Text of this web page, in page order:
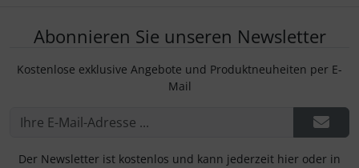
Abonnieren Sie unseren Newsletter
Kostenlose exklusive Angebote und Produktneuheiten per E-
Mail
Der Newsletter ist kostenlos und kann jederzeit hier oder in